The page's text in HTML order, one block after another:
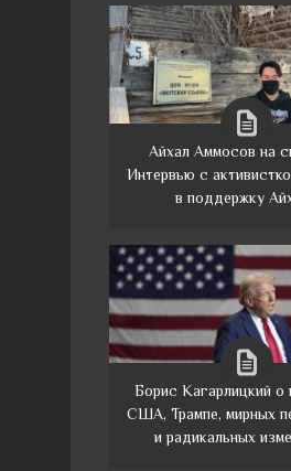
Айхал Аммосов на
Интервью с
в поддержку
Борис Кагарлицкий о
США, Трампе, мирных
и радикальных